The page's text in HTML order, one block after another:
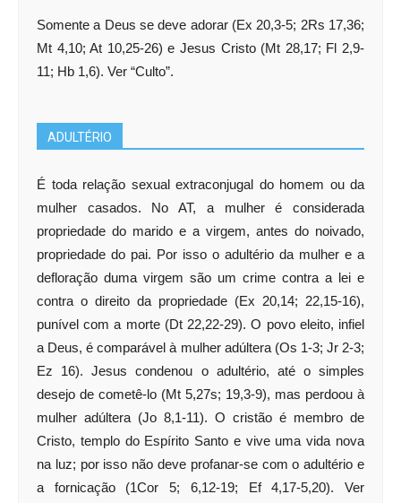
Somente a Deus se deve adorar (Ex 20,3-5; 2Rs 17,36;
Mt 4,10; At 10,25-26) e Jesus Cristo (Mt 28,17; Fl 2,9-
11; Hb 1,6). Ver “Culto”.
ADULTÉRIO
É toda relação sexual extraconjugal do homem ou da
mulher casados. No AT, a mulher é considerada
propriedade do marido e a virgem, antes do noivado,
propriedade do pai. Por isso o adultério da mulher e a
defloração duma virgem são um crime contra a lei e
contra o direito da propriedade (Ex 20,14; 22,15-16),
punível com a morte (Dt 22,22-29). O povo eleito, infiel
a Deus, é comparável à mulher adúltera (Os 1-3; Jr 2-3;
Ez 16). Jesus condenou o adultério, até o simples
desejo de cometê-lo (Mt 5,27s; 19,3-9), mas perdoou à
mulher adúltera (Jo 8,1-11). O cristão é membro de
Cristo, templo do Espírito Santo e vive uma vida nova
na luz; por isso não deve profanar-se com o adultério e
a fornicação (1Cor 5; 6,12-19; Ef 4,17-5,20). Ver